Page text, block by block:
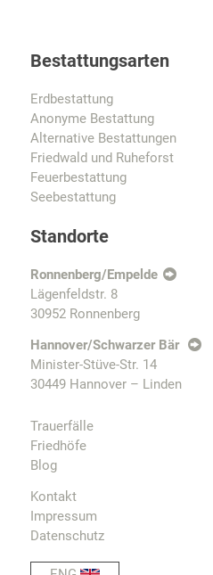
Bestattungsarten
Erdbestattung
Anonyme Bestattung
Alternative Bestattungen
Friedwald und Ruheforst
Feuerbestattung
Seebestattung
Standorte
Ronnenberg/Empelde
Lägenfeldstr. 8
30952 Ronnenberg
Hannover/Schwarzer Bär
Minister-Stüve-Str. 14
30449 Hannover – Linden
Trauerfälle
Friedhöfe
Blog
Kontakt
Impressum
Datenschutz